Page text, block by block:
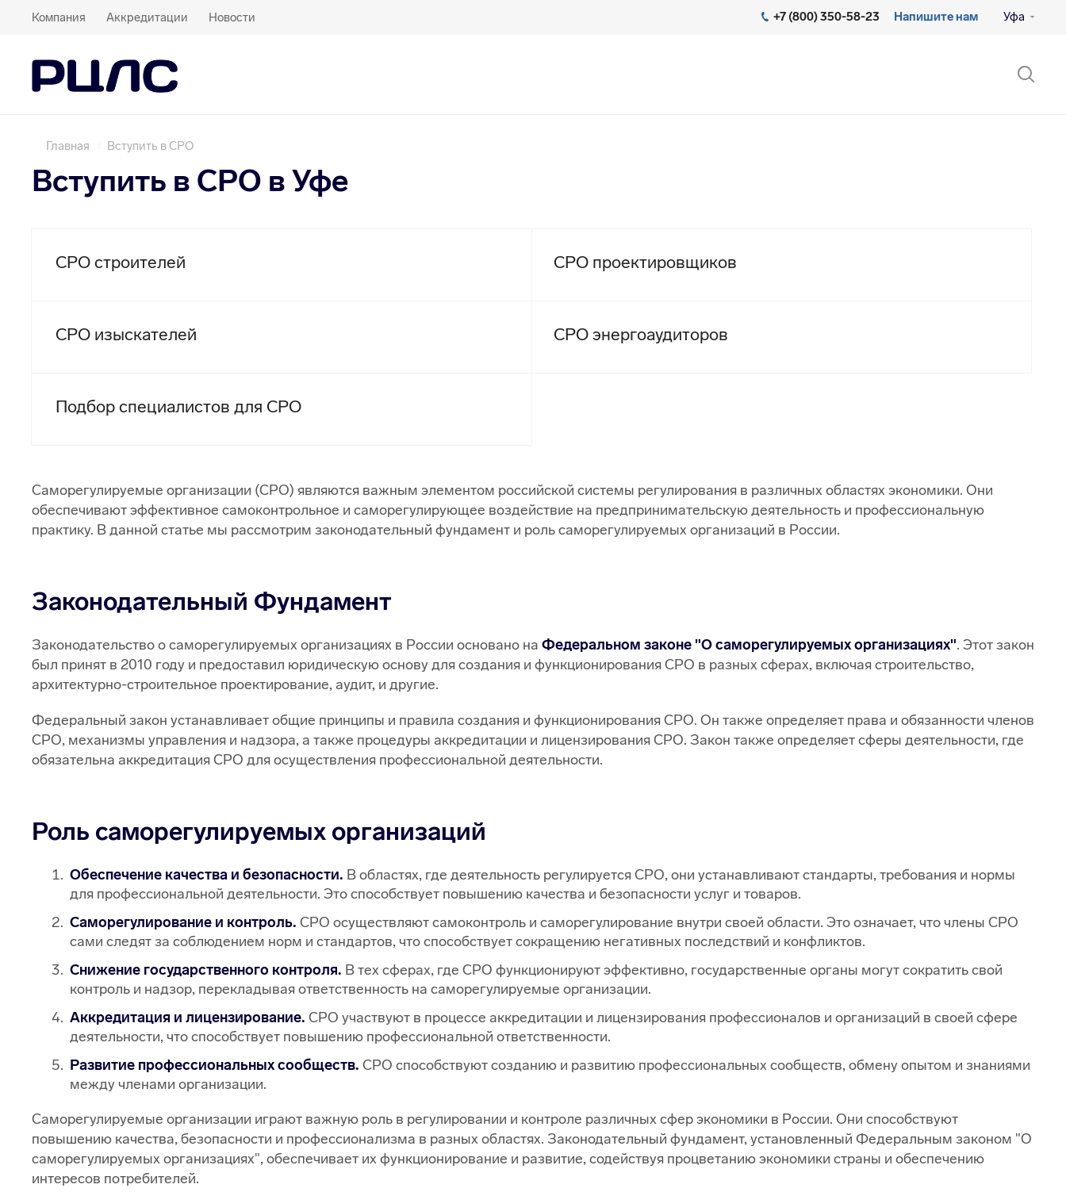
Компания Аккредитации Новости Уфа
+7 (800) 350-58-23 Напишите нам
Главная Вступить в СРО
Вступить в СРО в Уфе
СРО строителей СРО проектировщиков
СРО изыскателей СРО энергоаудиторов
Подбор специалистов для СРО
Саморегулируемые организации (СРО) являются важным элементом российской системы регулирования в различных областях экономики. Они
обеспечивают эффективное самоконтрольное и саморегулирующее воздействие на предпринимательскую деятельность и профессиональную
практику. В данной статье мы рассмотрим законодательный фундамент и роль саморегулируемых организаций в России.
Законодательный Фундамент
Законодательство о саморегулируемых организациях в России основано на Федеральном законе "О саморегулируемых организациях". Этот закон
был принят в 2010 году и предоставил юридическую основу для создания и функционирования СРО в разных сферах, включая строительство,
архитектурно-строительное проектирование, аудит, и другие.
Федеральный закон устанавливает общие принципы и правила создания и функционирования СРО. Он также определяет права и обязанности членов
СРО, механизмы управления и надзора, а также процедуры аккредитации и лицензирования СРО. Закон также определяет сферы деятельности, где
обязательна аккредитация СРО для осуществления профессиональной деятельности.
Роль саморегулируемых организаций
Обеспечение качества и безопасности. В областях, где деятельность регулируется СРО, они устанавливают стандарты, требования и нормы
для профессиональной деятельности. Это способствует повышению качества и безопасности услуг и товаров.
Саморегулирование и контроль. СРО осуществляют самоконтроль и саморегулирование внутри своей области. Это означает, что члены СРО
сами следят за соблюдением норм и стандартов, что способствует сокращению негативных последствий и конфликтов.
Снижение государственного контроля. В тех сферах, где СРО функционируют эффективно, государственные органы могут сократить свой
контроль и надзор, перекладывая ответственность на саморегулируемые организации.
Аккредитация и лицензирование. СРО участвуют в процессе аккредитации и лицензирования профессионалов и организаций в своей сфере
деятельности, что способствует повышению профессиональной ответственности.
Развитие профессиональных сообществ. СРО способствуют созданию и развитию профессиональных сообществ, обмену опытом и знаниями
между членами организации.
Саморегулируемые организации играют важную роль в регулировании и контроле различных сфер экономики в России. Они способствуют
повышению качества, безопасности и профессионализма в разных областях. Законодательный фундамент, установленный Федеральным законом "О
саморегулируемых организациях", обеспечивает их функционирование и развитие, содействуя процветанию экономики страны и обеспечению
интересов потребителей.